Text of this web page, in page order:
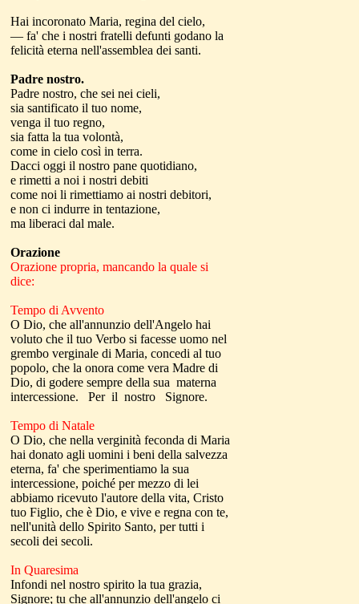
Hai incoronato Maria, regina del cielo,
— fa' che i nostri fratelli defunti godano la
felicità eterna nell'assemblea dei santi.
Padre nostro.
Padre nostro, che sei nei cieli,
sia santificato il tuo nome,
venga il tuo regno,
sia fatta la tua volontà,
come in cielo così in terra.
Dacci oggi il nostro pane quotidiano,
e rimetti a noi i nostri debiti
come noi li rimettiamo ai nostri debitori,
e non ci indurre in tentazione,
ma liberaci dal male.
Orazione
Orazione propria, mancando la quale si
dice:
Tempo di Avvento
O Dio, che all'annunzio dell'Angelo hai
voluto che il tuo Verbo si facesse uomo nel
grembo verginale di Maria, concedi al tuo
popolo, che la onora come vera Madre di
Dio, di godere sempre della sua materna
intercessione. Per il nostro Signore.
Tempo di Natale
O Dio, che nella verginità feconda di Maria
hai donato agli uomini i beni della salvezza
eterna, fa' che sperimentiamo la sua
intercessione, poiché per mezzo di lei
abbiamo ricevuto l'autore della vita, Cristo
tuo Figlio, che è Dio, e vive e regna con te,
nell'unità dello Spirito Santo, per tutti i
secoli dei secoli.
In Quaresima
Infondi nel nostro spirito la tua grazia,
Signore; tu che all'annunzio dell'angelo ci